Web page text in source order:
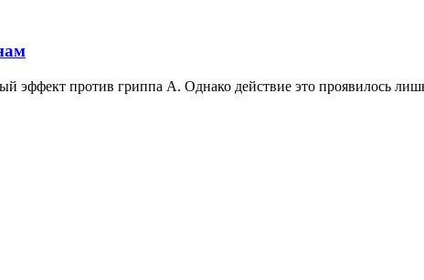
эффект против гриппа А. Однако действие это проявилось